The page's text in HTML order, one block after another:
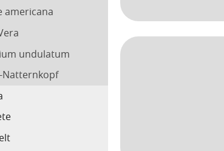
americana
undulatum
Natternkopf